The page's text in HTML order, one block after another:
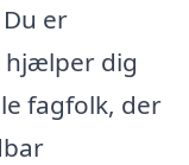
er
hjælper dig
fagfolk, der